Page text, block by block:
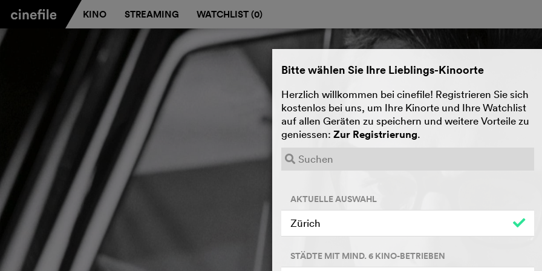
KINO STREAMING WATCHLIST (0)
Bitte wählen Sie Ihre Lieblings-Kinoorte
Herzlich willkommen bei cinefile! Registrieren Sie sich
kostenlos bei uns, um Ihre Kinorte und Ihre Watchlist
auf allen Geräten zu speichern und weitere Vorteile zu
geniessen: Zur Registrierung.
AKTUELLE AUSWAHL
Zürich
STÄDTE MIT MIND. 6 KINO-BETRIEBEN